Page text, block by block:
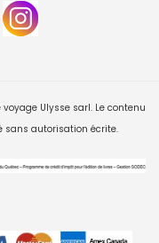
Ulysse sarl. Le contenu
sans autorisation écrite.